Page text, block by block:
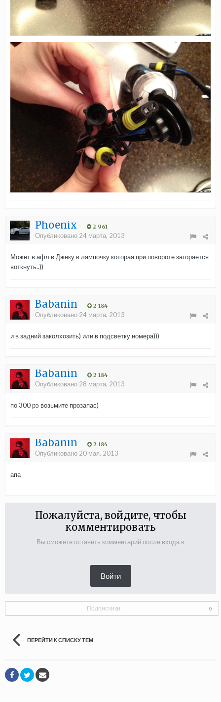
Phoenix 2 961
Опубликовано 24 марта, 2013
Может в афл в Джеку в лампочку которая при повороте загорается
воткнуть..))
Babanin 2 184
Опубликовано 24 марта, 2013
и в задний заколхозить) или в подсветку номера)))
Babanin 2 184
Опубликовано 28 марта, 2013
по 300 рэ возьмите прозапас)
Babanin 2 184
Опубликовано 20 мая, 2013
апа
Пожалуйста, войдите, чтобы
комментировать
Вы сможете оставить комментарий после входа в
Войти
Подписчики 0
ПЕРЕЙТИ К СПИСКУ ТЕМ